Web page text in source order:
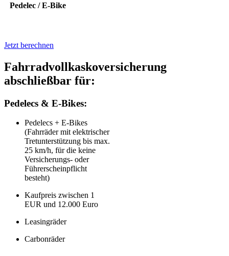
Pedelec / E-Bike
Jetzt berechnen
Fahrradvollkaskoversicherung
abschließbar für:
Pedelecs & E-Bikes:
Pedelecs + E-Bikes
(Fahrräder mit elektrischer
Tretunterstützung bis max.
25 km/h, für die keine
Versicherungs- oder
Führerscheinpflicht
besteht)
Kaufpreis zwischen 1
EUR und 12.000 Euro
Leasingräder
Carbonräder